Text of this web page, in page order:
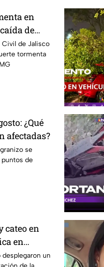
en
de
de Jalisco
tormenta
¿Qué
afectadas?
se
de
cateo en
en
un